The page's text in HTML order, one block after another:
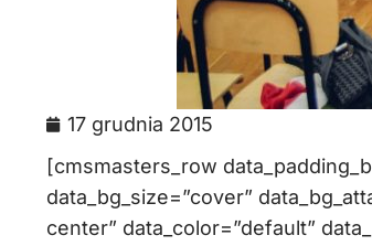
17 grudnia 2015
[cmsmasters_row
data_bg_size=”cover”
center” data_color=”default”